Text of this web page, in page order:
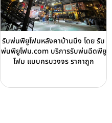
รับพ่นพียูโฟมหลังคาบ้านบึง โดย รับ
พ่นพียูโฟม.com บริการรับพ่นฉีดพียู
โฟม แบบครบวงจร ราคาถูก